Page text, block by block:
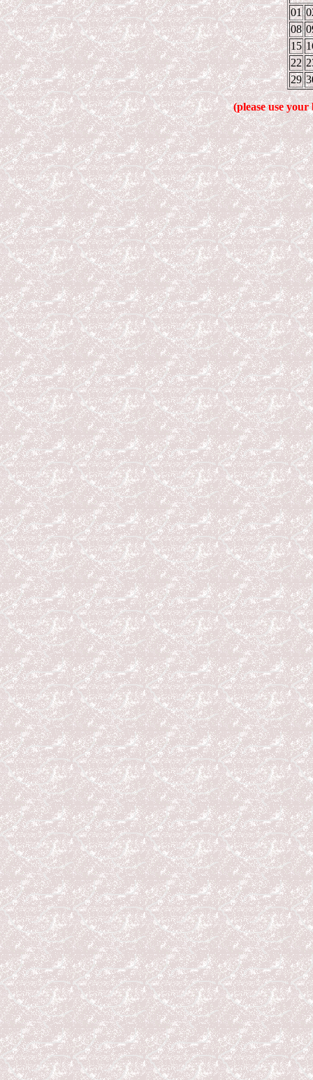
01
08
15
22
29
(please use